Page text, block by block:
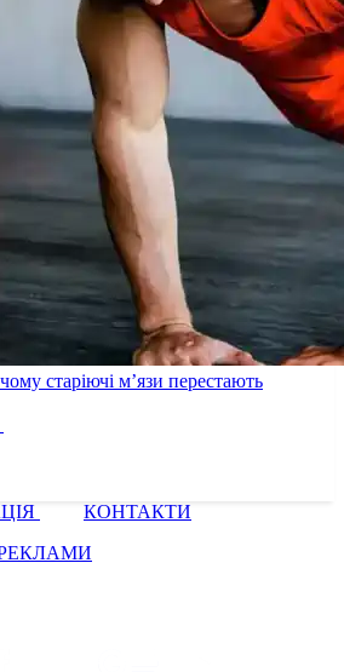
старіючі м’язи перестають
КОНТАКТИ